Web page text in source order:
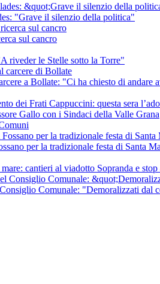
"Grave il silenzio della politica"
sul cancro
riveder le Stelle sotto la Torre"
a Bollate: "Ci ha chiesto di andare
dei Frati Cappuccini: questa sera
per la tradizionale festa di Santa
cantieri al viadotto Sopranda e
Comunale: "Demoralizzati dal